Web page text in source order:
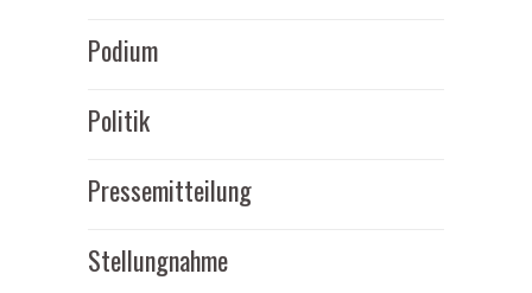
Podium
Politik
Pressemitteilung
Stellungnahme